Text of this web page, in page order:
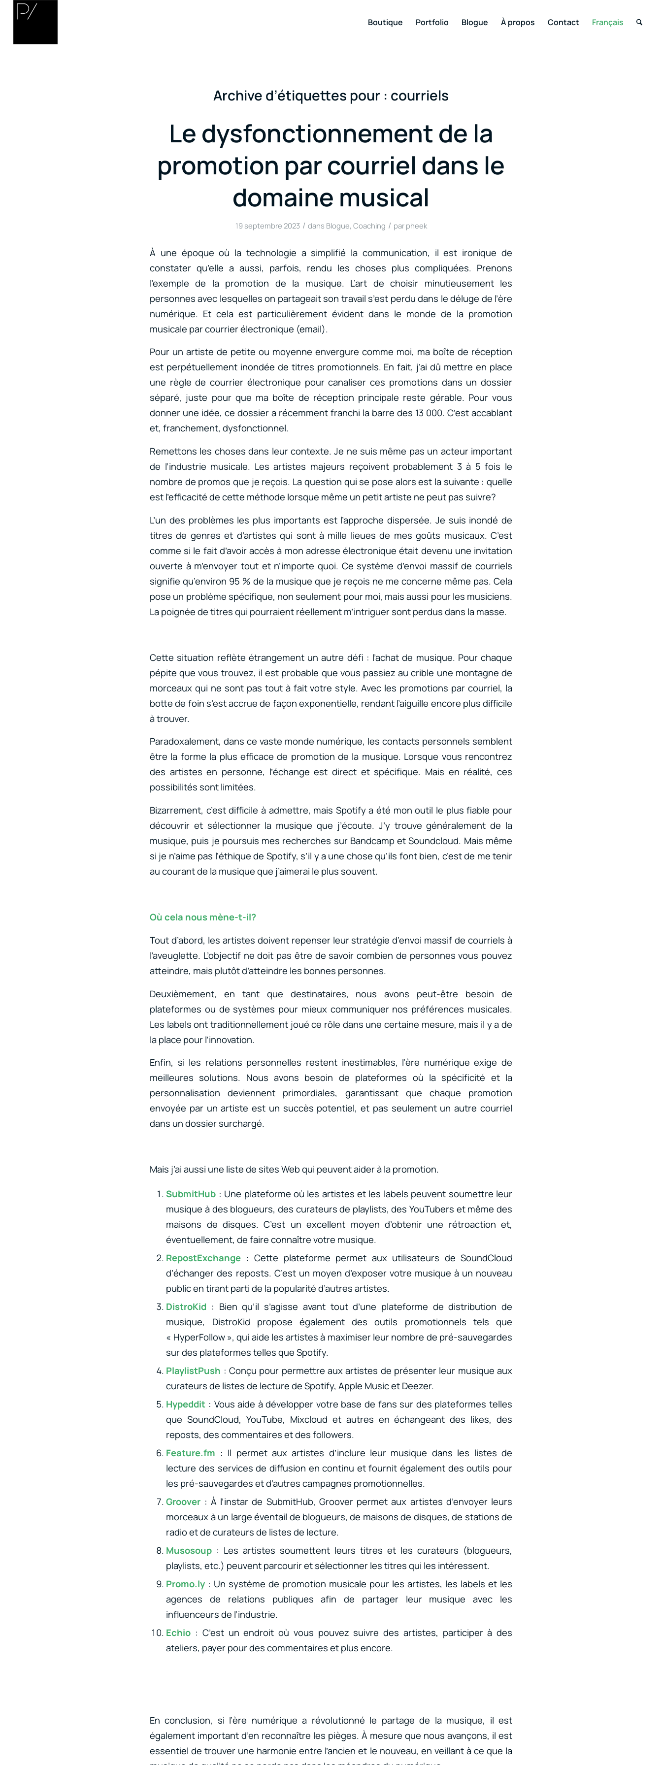
Boutique Portfolio Blogue À propos Contact Français
Archive d’étiquettes pour : courriels
Le dysfonctionnement de la
promotion par courriel dans le
domaine musical
19 septembre 2023 / dans Blogue, Coaching / par pheek
À une époque où la technologie a simplifié la communication, il est ironique de
constater qu’elle a aussi, parfois, rendu les choses plus compliquées. Prenons
l’exemple de la promotion de la musique. L’art de choisir minutieusement les
personnes avec lesquelles on partageait son travail s’est perdu dans le déluge de l’ère
numérique. Et cela est particulièrement évident dans le monde de la promotion
musicale par courrier électronique (email).
Pour un artiste de petite ou moyenne envergure comme moi, ma boîte de réception
est perpétuellement inondée de titres promotionnels. En fait, j’ai dû mettre en place
une règle de courrier électronique pour canaliser ces promotions dans un dossier
séparé, juste pour que ma boîte de réception principale reste gérable. Pour vous
donner une idée, ce dossier a récemment franchi la barre des 13 000. C’est accablant
et, franchement, dysfonctionnel.
Remettons les choses dans leur contexte. Je ne suis même pas un acteur important
de l’industrie musicale. Les artistes majeurs reçoivent probablement 3 à 5 fois le
nombre de promos que je reçois. La question qui se pose alors est la suivante : quelle
est l’efficacité de cette méthode lorsque même un petit artiste ne peut pas suivre?
L’un des problèmes les plus importants est l’approche dispersée. Je suis inondé de
titres de genres et d’artistes qui sont à mille lieues de mes goûts musicaux. C’est
comme si le fait d’avoir accès à mon adresse électronique était devenu une invitation
ouverte à m’envoyer tout et n’importe quoi. Ce système d’envoi massif de courriels
signifie qu’environ 95 % de la musique que je reçois ne me concerne même pas. Cela
pose un problème spécifique, non seulement pour moi, mais aussi pour les musiciens.
La poignée de titres qui pourraient réellement m’intriguer sont perdus dans la masse.
Cette situation reflète étrangement un autre défi : l’achat de musique. Pour chaque
pépite que vous trouvez, il est probable que vous passiez au crible une montagne de
morceaux qui ne sont pas tout à fait votre style. Avec les promotions par courriel, la
botte de foin s’est accrue de façon exponentielle, rendant l’aiguille encore plus difficile
à trouver.
Paradoxalement, dans ce vaste monde numérique, les contacts personnels semblent
être la forme la plus efficace de promotion de la musique. Lorsque vous rencontrez
des artistes en personne, l’échange est direct et spécifique. Mais en réalité, ces
possibilités sont limitées.
Bizarrement, c’est difficile à admettre, mais Spotify a été mon outil le plus fiable pour
découvrir et sélectionner la musique que j’écoute. J’y trouve généralement de la
musique, puis je poursuis mes recherches sur Bandcamp et Soundcloud. Mais même
si je n’aime pas l’éthique de Spotify, s’il y a une chose qu’ils font bien, c’est de me tenir
au courant de la musique que j’aimerai le plus souvent.
Où cela nous mène-t-il?
Tout d’abord, les artistes doivent repenser leur stratégie d’envoi massif de courriels à
l’aveuglette. L’objectif ne doit pas être de savoir combien de personnes vous pouvez
atteindre, mais plutôt d’atteindre les bonnes personnes.
Deuxièmement, en tant que destinataires, nous avons peut-être besoin de
plateformes ou de systèmes pour mieux communiquer nos préférences musicales.
Les labels ont traditionnellement joué ce rôle dans une certaine mesure, mais il y a de
la place pour l’innovation.
Enfin, si les relations personnelles restent inestimables, l’ère numérique exige de
meilleures solutions. Nous avons besoin de plateformes où la spécificité et la
personnalisation deviennent primordiales, garantissant que chaque promotion
envoyée par un artiste est un succès potentiel, et pas seulement un autre courriel
dans un dossier surchargé.
Mais j’ai aussi une liste de sites Web qui peuvent aider à la promotion.
SubmitHub : Une plateforme où les artistes et les labels peuvent soumettre leur
musique à des blogueurs, des curateurs de playlists, des YouTubers et même des
maisons de disques. C’est un excellent moyen d’obtenir une rétroaction et,
éventuellement, de faire connaître votre musique.
RepostExchange : Cette plateforme permet aux utilisateurs de SoundCloud
d’échanger des reposts. C’est un moyen d’exposer votre musique à un nouveau
public en tirant parti de la popularité d’autres artistes.
DistroKid : Bien qu’il s’agisse avant tout d’une plateforme de distribution de
musique, DistroKid propose également des outils promotionnels tels que
« HyperFollow », qui aide les artistes à maximiser leur nombre de pré-sauvegardes
sur des plateformes telles que Spotify.
PlaylistPush : Conçu pour permettre aux artistes de présenter leur musique aux
curateurs de listes de lecture de Spotify, Apple Music et Deezer.
Hypeddit : Vous aide à développer votre base de fans sur des plateformes telles
que SoundCloud, YouTube, Mixcloud et autres en échangeant des likes, des
reposts, des commentaires et des followers.
Feature.fm : Il permet aux artistes d’inclure leur musique dans les listes de
lecture des services de diffusion en continu et fournit également des outils pour
les pré-sauvegardes et d’autres campagnes promotionnelles.
Groover : À l’instar de SubmitHub, Groover permet aux artistes d’envoyer leurs
morceaux à un large éventail de blogueurs, de maisons de disques, de stations de
radio et de curateurs de listes de lecture.
Musosoup : Les artistes soumettent leurs titres et les curateurs (blogueurs,
playlists, etc.) peuvent parcourir et sélectionner les titres qui les intéressent.
Promo.ly : Un système de promotion musicale pour les artistes, les labels et les
agences de relations publiques afin de partager leur musique avec les
influenceurs de l’industrie.
Echio : C’est un endroit où vous pouvez suivre des artistes, participer à des
ateliers, payer pour des commentaires et plus encore.
En conclusion, si l’ère numérique a révolutionné le partage de la musique, il est
également important d’en reconnaître les pièges. À mesure que nous avançons, il est
essentiel de trouver une harmonie entre l’ancien et le nouveau, en veillant à ce que la